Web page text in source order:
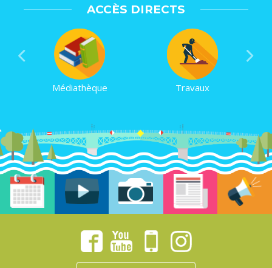
ACCÈS DIRECTS
Médiathèque Travaux